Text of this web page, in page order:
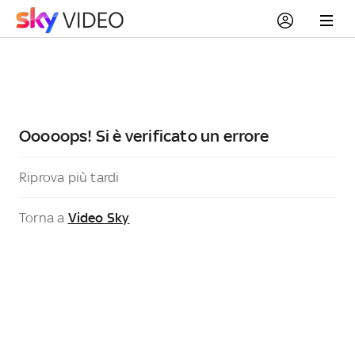
Ooooops! Si è verificato un errore
Riprova più tardi
Torna a Video Sky